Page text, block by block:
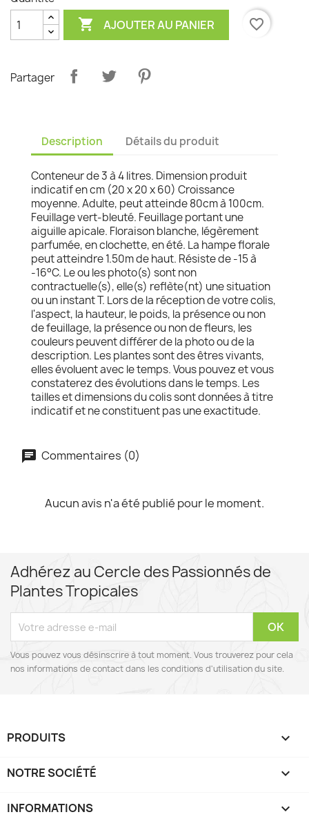
 AJOUTER AU PANIER favorite_border
Partager
Description Détails du produit
Conteneur de 3 à 4 litres. Dimension produit
indicatif en cm (20 x 20 x 60) Croissance
moyenne. Adulte, peut atteinde 80cm à 100cm.
Feuillage vert-bleuté. Feuillage portant une
aiguille apicale. Floraison blanche, légèrement
parfumée, en clochette, en été. La hampe florale
peut atteindre 1.50m de haut. Résiste de -15 à
-16°C. Le ou les photo(s) sont non
contractuelle(s), elle(s) reflète(nt) une situation
ou un instant T. Lors de la réception de votre colis,
l'aspect, la hauteur, le poids, la présence ou non
de feuillage, la présence ou non de fleurs, les
couleurs peuvent différer de la photo ou de la
description. Les plantes sont des êtres vivants,
elles évoluent avec le temps. Vous pouvez et vous
constaterez des évolutions dans le temps. Les
tailles et dimensions du colis sont données à titre
indicatif et ne constituent pas une exactitude.
Commentaires (0)
Aucun avis n'a été publié pour le moment.
Adhérez au Cercle des Passionnés de
Plantes Tropicales
Vous pouvez vous désinscrire à tout moment. Vous trouverez pour cela
nos informations de contact dans les conditions d'utilisation du site.
PRODUITS 
NOTRE SOCIÉTÉ 
INFORMATIONS keyboard_arrow_down